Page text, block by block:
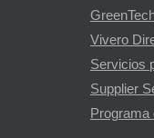
Vivero
Servicios
Supplier
Programa